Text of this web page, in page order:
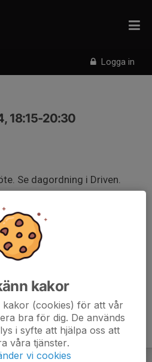
Logga in
18:15-20:30
Se dagordning i Driven.
kakor
kakor (cookies) för att vår
bra för dig. De används
i syfte att hjälpa oss att
våra tjänster.
vi cookies